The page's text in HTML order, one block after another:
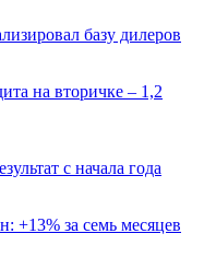
базу дилеров
на вторичке – 1,2
с начала года
+13% за семь месяцев